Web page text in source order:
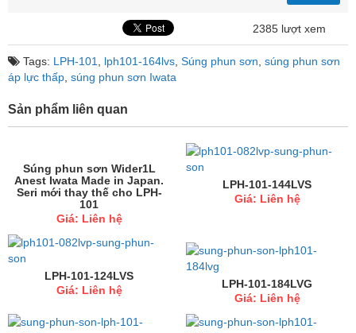
2385 lượt xem
Tags: LPH-101 lph101-164lvs Súng phun sơn súng phun sơn
áp lực thấp súng phun sơn Iwata
Sản phẩm liên quan
Súng phun sơn Wider1L
Anest Iwata Made in Japan.
Seri mới thay thế cho LPH-
101
Giá: Liên hệ
LPH-101-144LVS
Giá: Liên hệ
LPH-101-124LVS
Giá: Liên hệ
LPH-101-184LVG
Giá: Liên hệ